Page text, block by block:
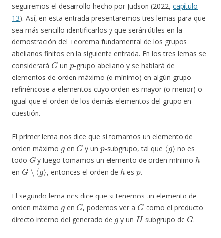
seguiremos el desarrollo hecho por Judson (2022, capítulo
13). Así, en esta entrada presentaremos tres lemas para que
sea más sencillo identificarlos y que serán útiles en la
demostración del Teorema fundamental de los grupos
abelianos finitos en la siguiente entrada. En los tres lemas se
considerará
G
un
p
-grupo abeliano y se hablará de
elementos de orden máximo (o mínimo) en algún grupo
refiriéndose a elementos cuyo orden es mayor (o menor) o
igual que el orden de los demás elementos del grupo en
cuestión.
El primer lema nos dice que si tomamos un elemento de
orden máximo
g
en
G
y un
p
-subgrupo, tal que
⟨g⟩
no es
todo
G
y luego tomamos un elemento de orden mínimo
h
en
G∖⟨ g ⟩
, entonces el orden de
h
es
p
.
El segundo lema nos dice que si tenemos un elemento de
orden máximo
g
en
G
, podemos ver a
G
como el producto
directo interno del generado de
g
y un
H
subgrupo de
G
.